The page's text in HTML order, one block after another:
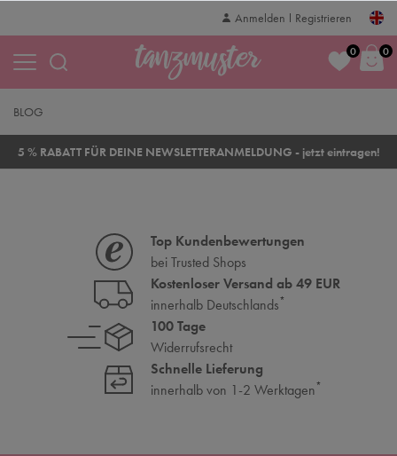
Anmelden Registrieren
0 0
BLOG
5 % RABATT FÜR DEINE NEWSLETTERANMELDUNG - jetzt eintragen!
Top Kundenbewertungen
bei Trusted Shops
Kostenloser Versand ab 49 EUR
innerhalb Deutschlands*
100 Tage
Widerrufsrecht
Schnelle Lieferung
innerhalb von 1-2 Werktagen*